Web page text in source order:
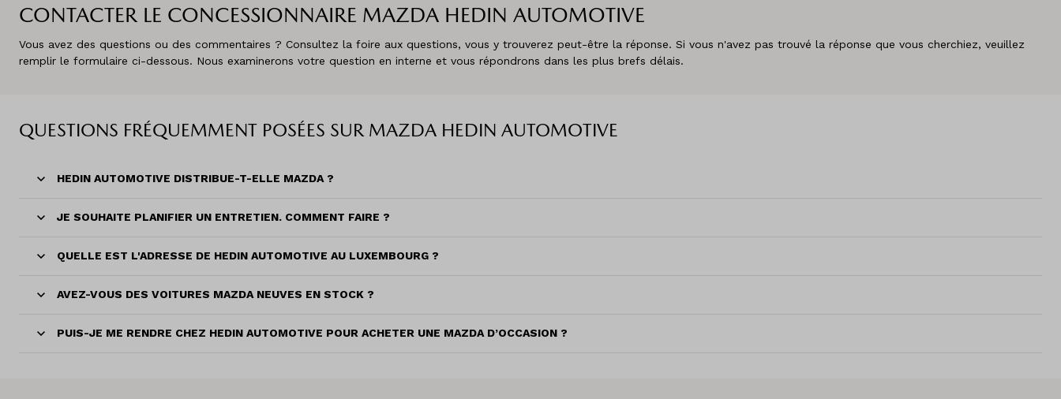
CONTACTER LE CONCESSIONNAIRE MAZDA HEDIN AUTOMOTIVE
Vous avez des questions ou des commentaires ? Consultez la foire aux questions, vous y trouverez peut-être la réponse. Si vous n'avez pas trouvé la réponse que vous cherchiez, veuillez
remplir le formulaire ci-dessous. Nous examinerons votre question en interne et vous répondrons dans les plus brefs délais.
QUESTIONS FRÉQUEMMENT POSÉES SUR MAZDA HEDIN AUTOMOTIVE
HEDIN AUTOMOTIVE DISTRIBUE-T-ELLE MAZDA ?
JE SOUHAITE PLANIFIER UN ENTRETIEN. COMMENT FAIRE ?
QUELLE EST L'ADRESSE DE HEDIN AUTOMOTIVE AU LUXEMBOURG ?
AVEZ-VOUS DES VOITURES MAZDA NEUVES EN STOCK ?
PUIS-JE ME RENDRE CHEZ HEDIN AUTOMOTIVE POUR ACHETER UNE MAZDA D’OCCASION ?